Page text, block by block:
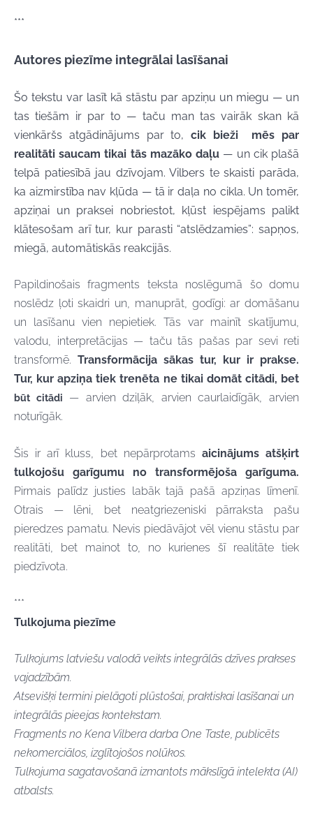
***
Autores piezīme integrālai lasīšanai
Šo tekstu var lasīt kā stāstu par apziņu un miegu — un
tas tiešām ir par to — taču man tas vairāk skan kā
vienkāršs atgādinājums par to, cik bieži mēs par
realitāti saucam tikai tās mazāko daļu — un cik plašā
telpā patiesībā jau dzīvojam. Vilbers te skaisti parāda,
ka aizmirstība nav kļūda — tā ir daļa no cikla. Un tomēr,
apziņai un praksei nobriestot, kļūst iespējams palikt
klātesošam arī tur, kur parasti “atslēdzamies”: sapņos,
miegā, automātiskās reakcijās.
Papildinošais fragments teksta noslēgumā šo domu
noslēdz ļoti skaidri un, manuprāt, godīgi: ar domāšanu
un lasīšanu vien nepietiek. Tās var mainīt skatījumu,
valodu, interpretācijas — taču tās pašas par sevi reti
transformē. Transformācija sākas tur, kur ir prakse.
Tur, kur apziņa tiek trenēta ne tikai domāt citādi, bet
būt citādi
— arvien dziļāk, arvien caurlaidīgāk, arvien
noturīgāk.
Šis ir arī kluss, bet nepārprotams aicinājums atšķirt
tulkojošu garīgumu no transformējoša garīguma.
Pirmais palīdz justies labāk tajā pašā apziņas līmenī.
Otrais — lēni, bet neatgriezeniski pārraksta pašu
pieredzes pamatu. Nevis piedāvājot vēl vienu stāstu par
realitāti, bet mainot to, no kurienes šī realitāte tiek
piedzīvota.
***
Tulkojuma piezīme
Tulkojums latviešu valodā veikts integrālās dzīves prakses
vajadzībām.
Atsevišķi termini pielāgoti plūstošai, praktiskai lasīšanai un
integrālās pieejas kontekstam.
Fragments no Kena Vilbera darba One Taste, publicēts
nekomerciālos, izglītojošos nolūkos.
Tulkojuma sagatavošanā izmantots mākslīgā intelekta (AI)
atbalsts.